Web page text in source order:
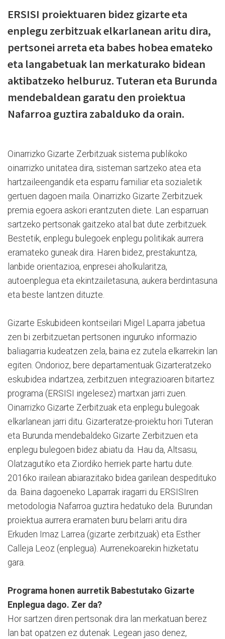
ERSISI proiektuaren bidez gizarte eta
enplegu zerbitzuak elkarlanean aritu dira,
pertsonei arreta eta babes hobea emateko
eta langabetuak lan merkaturako bidean
aktibatzeko helburuz. Tuteran eta Burunda
mendebaldean garatu den proiektua
Nafarroa guztira zabalduko da orain.
Oinarrizko Gizarte Zerbitzuak sistema publikoko
oinarrizko unitatea dira, sisteman sartzeko atea eta
hartzaileengandik eta esparru familiar eta sozialetik
gertuen dagoen maila. Oinarrizko Gizarte Zerbitzuek
premia egoera askori erantzuten diete. Lan esparruan
sartzeko pertsonak gaitzeko atal bat dute zerbitzuek.
Bestetik, enplegu bulegoek enplegu politikak aurrera
eramateko guneak dira. Haren bidez, prestakuntza,
lanbide orientazioa, enpresei aholkularitza,
autoenplegua eta ekintzailetasuna, aukera berdintasuna
eta beste lantzen dituzte.
Gizarte Eskubideen kontseilari Migel Laparra jabetua
zen bi zerbitzuetan pertsonen inguruko informazio
baliagarria kudeatzen zela, baina ez zutela elkarrekin lan
egiten. Ondorioz, bere departamentuak Gizarteratzeko
eskubidea indartzea, zerbitzuen integrazioaren bitartez
programa (ERSISI ingelesez) martxan jarri zuen.
Oinarrizko Gizarte Zerbitzuak eta enplegu bulegoak
elkarlanean jarri ditu. Gizarteratze-proiektu hori Tuteran
eta Burunda mendebaldeko Gizarte Zerbitzuen eta
enplegu bulegoen bidez abiatu da. Hau da, Altsasu,
Olatzagutiko eta Ziordiko herriek parte hartu dute.
2016ko irailean abiarazitako bidea garilean despedituko
da. Baina dagoeneko Laparrak iragarri du ERSISIren
metodologia Nafarroa guztira hedatuko dela. Burundan
proiektua aurrera eramaten buru belarri aritu dira
Erkuden Imaz Larrea (gizarte zerbitzuak) eta Esther
Calleja Leoz (enplegua). Aurrenekoarekin hizketatu
gara.
Programa honen aurretik Babestutako Gizarte
Enplegua dago. Zer da?
Hor sartzen diren pertsonak dira lan merkatuan berez
lan bat opatzen ez dutenak. Legean jaso denez,